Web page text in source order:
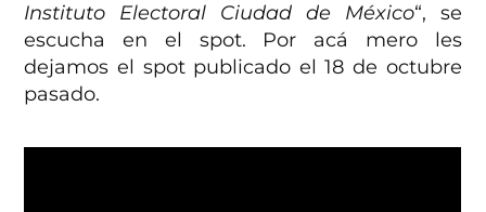
Instituto Electoral Ciudad de México“, se
escucha en el spot. Por acá mero les
dejamos el spot publicado el 18 de octubre
pasado.